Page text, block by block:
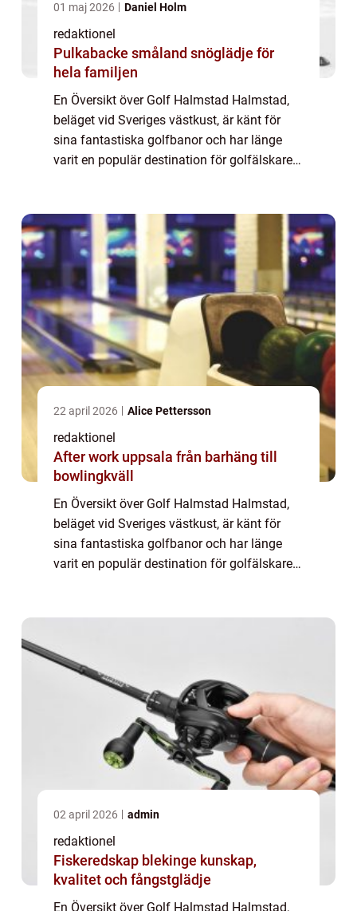
01 maj 2026 Daniel Holm
redaktionel
Pulkabacke småland snöglädje för
hela familjen
En Översikt över Golf Halmstad Halmstad,
beläget vid Sveriges västkust, är känt för
sina fantastiska golfbanor och har länge
varit en populär destination för golfälskare.
22 april 2026 Alice Pettersson
redaktionel
After work uppsala från barhäng till
bowlingkväll
En Översikt över Golf Halmstad Halmstad,
beläget vid Sveriges västkust, är känt för
sina fantastiska golfbanor och har länge
varit en populär destination för golfälskare.
02 april 2026 admin
redaktionel
Fiskeredskap blekinge kunskap,
kvalitet och fångstglädje
En Översikt över Golf Halmstad Halmstad,